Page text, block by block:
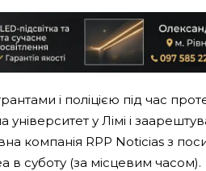
і поліцією під час
університет у Лімі і
компанія RPP Noticias з
суботу (за місцевим часом).